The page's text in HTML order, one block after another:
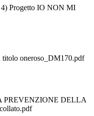
Progetto IO NON MI
oneroso_DM170.pdf
PREVENZIONE DELLA